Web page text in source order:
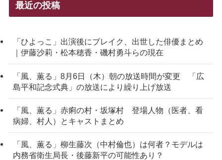
最近の投稿
「ひよっこ」出演後にブレイク、出世した俳優まとめ
｜伊藤沙莉・松本穂香・磯村勇斗らの現在
「風、薫る」8月6日（木）朝の放送時間が変更 「広
島平和記念式典」の放送により繰り上げ放送
「風、薫る」赤痢の村・坂塚村 登場人物（医者、看
病婦、村人）とキャストまとめ
「風、薫る」柳生藤次（中村倫也）は何者？モデルは
内務省衛生局長・後藤新平の可能性あり？